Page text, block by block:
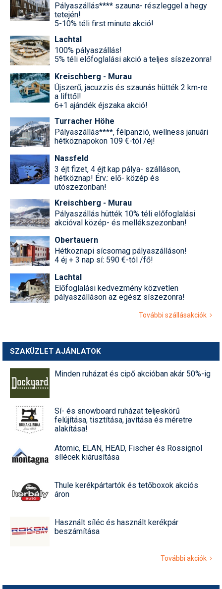
Pályaszállás**** szauna- részleggel a hegy
tetején!
5-10% téli first minute akció!
Lachtal
100% pályaszállás!
5% téli előfoglalási akció a teljes síszezonra!
Kreischberg - Murau
Újszerű, jacuzzis és szaunás hütték 2 km-re
a lifttől!
6+1 ajándék éjszaka akció!
Turracher Höhe
Pályaszállás****, félpanzió, wellness januári
hétköznapokon 109 €-tól /éj!
Nassfeld
3 éjt fizet, 4 éjt kap pálya- szálláson,
hétköznap! Érv.: elő- közép és
utószezonban!
Kreischberg - Murau
Pályaszállás hütték 10% téli előfoglalási
akcióval közép- és mellékszezonban!
Obertauern
Hétköznapi sícsomag pályaszálláson!
4 éj + 3 nap sí: 590 €-tól /fő!
Lachtal
Előfoglalási kedvezmény közvetlen
pályaszálláson az egész síszezonra!
További szállásakciók
SZAKÜZLET AJÁNLATOK
Minden ruházat és cipő akcióban akár 50%-ig
Sí- és snowboard ruházat teljeskörű
felújítása, tisztítása, javítása és méretre
alakítása!
Atomic, ELAN, HEAD, Fischer és Rossignol
sílécek kiárusítása
Thule kerékpártartók és tetőboxok akciós
áron
Használt síléc és használt kerékpár
beszámítása
További akciók